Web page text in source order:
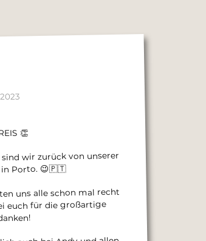
👏
wir zurück von unserer
in Porto. 😉🇵🇹
uns alle schon mal recht
euch für die großartige